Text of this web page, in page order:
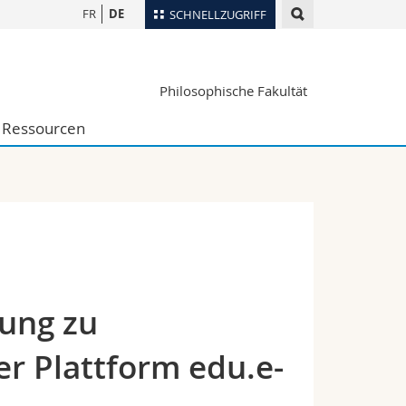
SCHNELLZUGRIFF
Ortsplan
Webmail
FR DE
Philosophische Fakultät
Ressourcen
zu
Plattform edu.e-